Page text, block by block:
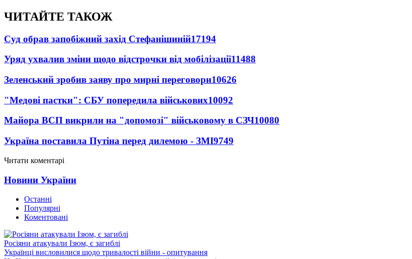
ЧИТАЙТЕ ТАКОЖ
Суд обрав запобіжний захід Стефанішиній17194
Уряд ухвалив зміни щодо відстрочки від мобілізації11488
Зеленський зробив заяву про мирні переговори10626
"Медові пастки": СБУ попередила військових10092
Майора ВСП викрили на "допомозі" військовому в СЗЧ10080
Україна поставила Путіна перед дилемою - ЗМІ9749
Читати коментарі
Новини України
Останні
Популярні
Коментовані
Росіяни атакували Ізюм, є загиблі
Українці висловилися щодо тривалості війни - опитування